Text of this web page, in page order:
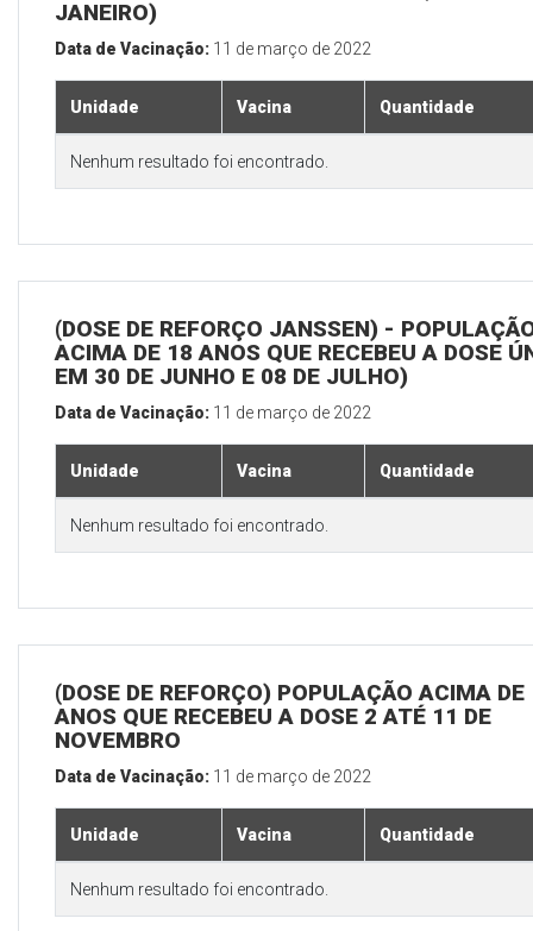
JANEIRO)
Data de Vacinação: 11 de março de 2022
Unidade Vacina Quantidade
Nenhum resultado foi encontrado.
(DOSE DE REFORÇO JANSSEN) -
ACIMA DE 18 ANOS QUE RECEBEU A DOSE
EM 30 DE JUNHO E 08 DE JULHO)
Data de Vacinação: 11 de março de 2022
Unidade Vacina Quantidade
Nenhum resultado foi encontrado.
(DOSE DE REFORÇO) POPULAÇÃO ACIMA DE
ANOS QUE RECEBEU A DOSE 2 ATÉ 11 DE
NOVEMBRO
Data de Vacinação: 11 de março de 2022
Unidade Vacina Quantidade
Nenhum resultado foi encontrado.